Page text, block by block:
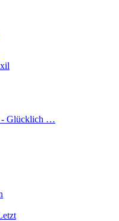
- Glücklich …